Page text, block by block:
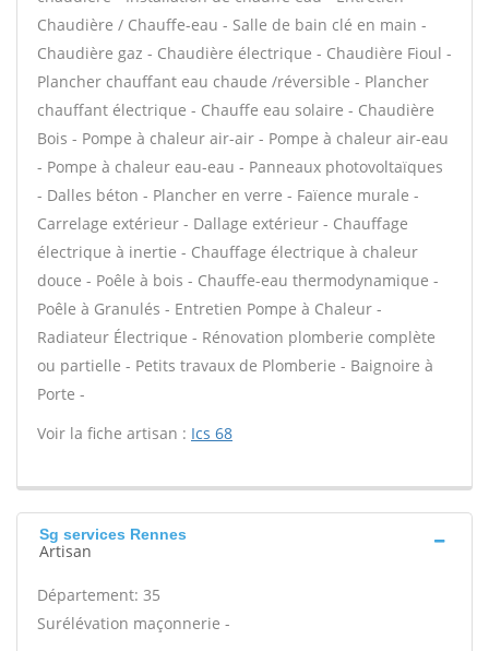
Chaudière / Chauffe-eau - Salle de bain clé en main -
Chaudière gaz - Chaudière électrique - Chaudière Fioul -
Plancher chauffant eau chaude /réversible - Plancher
chauffant électrique - Chauffe eau solaire - Chaudière
Bois - Pompe à chaleur air-air - Pompe à chaleur air-eau
- Pompe à chaleur eau-eau - Panneaux photovoltaïques
- Dalles béton - Plancher en verre - Faïence murale -
Carrelage extérieur - Dallage extérieur - Chauffage
électrique à inertie - Chauffage électrique à chaleur
douce - Poêle à bois - Chauffe-eau thermodynamique -
Poêle à Granulés - Entretien Pompe à Chaleur -
Radiateur Électrique - Rénovation plomberie complète
ou partielle - Petits travaux de Plomberie - Baignoire à
Porte -
Voir la fiche artisan : Ics 68
Sg services Rennes
Artisan
Département: 35
Surélévation maçonnerie -